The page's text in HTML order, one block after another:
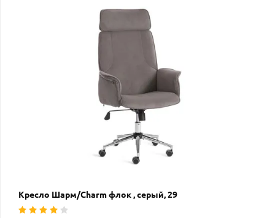
Кресло Шарм/Charm флок , серый, 29